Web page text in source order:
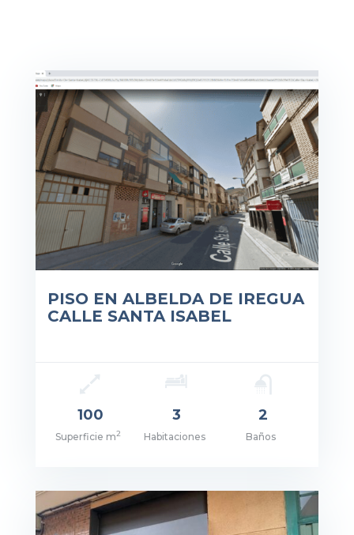
165.000€
PISO EN ALBELDA DE IREGUA
CALLE SANTA ISABEL
100
Superficie m2
3
Habitaciones
2
Baños